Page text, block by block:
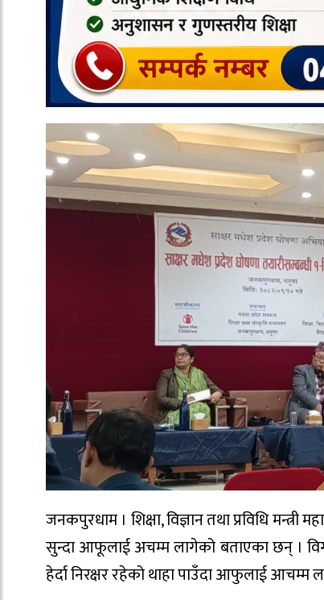
जनकपुरधाम । शिक्षा, विज्ञान तथा प्रविधि
सुन्दा आफूलाई अचम्म लागेको बताएका छन् ।
हेर्दा निरक्षर रहेको थाहा पाउँदा आफुलाई आचम्म